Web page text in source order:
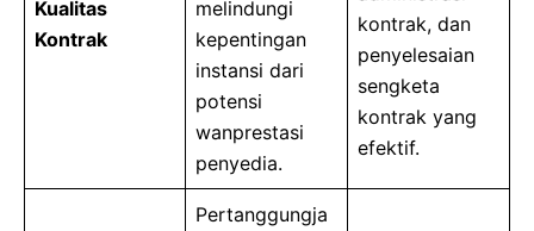
Kualitas
Kontrak
melindungi
kepentingan
instansi dari
potensi
wanprestasi
penyedia.
kontrak, dan
penyelesaian
sengketa
kontrak yang
efektif.
Pertanggungja